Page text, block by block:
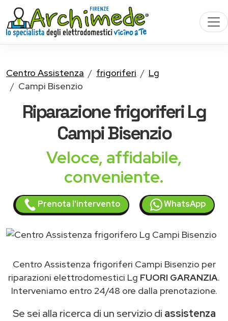
Centro Assistenza frigoriferi
Lg
Campi Bisenzio
Riparazionefrigoriferi Lg
Campi Bisenzio
Veloce, affidabile,
conveniente.
Prenota l'intervento WhatsApp
Centro Assistenza frigoriferi Campi Bisenzio per
riparazioni elettrodomestici Lg FUORI GARANZIA.
Interveniamo entro 24/48 ore dalla prenotazione.
Se sei alla ricerca di un servizio di assistenza